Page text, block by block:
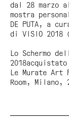
dal 28 marzo
mostra
DE PUTA , a
di VISIO 2018
Lo Schermo
Le Murate Art
Room, Milano,